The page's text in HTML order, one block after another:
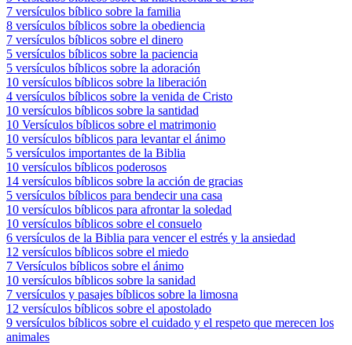
7 versículos bíblico sobre la familia
8 versículos bíblicos sobre la obediencia
7 versículos bíblicos sobre el dinero
5 versículos bíblicos sobre la paciencia
5 versículos bíblicos sobre la adoración
10 versículos bíblicos sobre la liberación
4 versículos bíblicos sobre la venida de Cristo
10 versículos bíblicos sobre la santidad
10 Versículos bíblicos sobre el matrimonio
10 versículos bíblicos para levantar el ánimo
5 versículos importantes de la Biblia
10 versículos bíblicos poderosos
14 versículos bíblicos sobre la acción de gracias
5 versículos bíblicos para bendecir una casa
10 versículos bíblicos para afrontar la soledad
10 versículos bíblicos sobre el consuelo
6 versículos de la Biblia para vencer el estrés y la ansiedad
12 versículos bíblicos sobre el miedo
7 Versículos bíblicos sobre el ánimo
10 versículos bíblicos sobre la sanidad
7 versículos y pasajes bíblicos sobre la limosna
12 versículos bíblicos sobre el apostolado
9 versículos bíblicos sobre el cuidado y el respeto que merecen los
animales